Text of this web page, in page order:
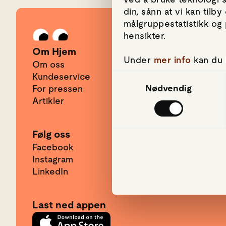
din, sånn at vi kan
målgruppestatistikk
hensikter.
Under mer info kan
om informasjonskapsler.
Vi bruker
Nødvendig
Gå til forsiden
Om Hjem
Om oss
Kundeservice
For pressen
Artikler
Følg oss
Facebook
Instagram
LinkedIn
Last ned appen